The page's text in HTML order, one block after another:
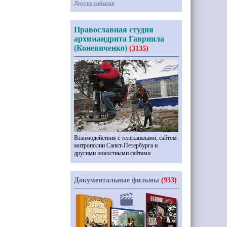
Другие события
Православная студия
архимандрита Гавриила
(Коневиченко) (3135)
Взаимодействия с телеканалами, сайтом
митрополии Санкт-Петербурга и
другими новостными сайтами
Документальные фильмы (933)